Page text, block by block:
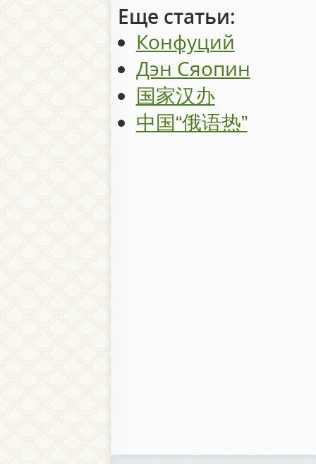
Еще статьи:
Конфуций
Дэн Сяопин
国家汉办
中国“俄语热”